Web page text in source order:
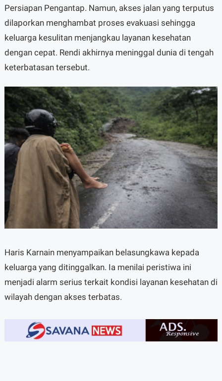
Persiapan Pengantap. Namun, akses jalan yang terputus
dilaporkan menghambat proses evakuasi sehingga
keluarga kesulitan menjangkau layanan kesehatan
dengan cepat. Rendi akhirnya meninggal dunia di tengah
keterbatasan tersebut.
Haris Karnain menyampaikan belasungkawa kepada
keluarga yang ditinggalkan. Ia menilai peristiwa ini
menjadi alarm serius terkait kondisi layanan kesehatan di
wilayah dengan akses terbatas.